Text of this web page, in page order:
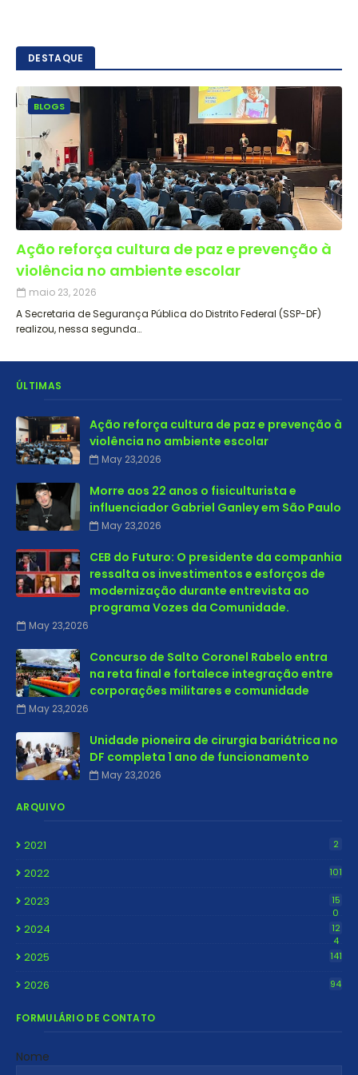
DESTAQUE
BLOGS
Ação reforça cultura de paz e prevenção à
violência no ambiente escolar
maio 23, 2026
A Secretaria de Segurança Pública do Distrito Federal (SSP-DF)
realizou, nessa segunda…
ÚLTIMAS
Ação reforça cultura de paz e prevenção à
violência no ambiente escolar
May 23,2026
Morre aos 22 anos o fisiculturista e
influenciador Gabriel Ganley em São Paulo
May 23,2026
CEB do Futuro: O presidente da companhia
ressalta os investimentos e esforços de
modernização durante entrevista ao
programa Vozes da Comunidade.
May 23,2026
Concurso de Salto Coronel Rabelo entra
na reta final e fortalece integração entre
corporações militares e comunidade
May 23,2026
Unidade pioneira de cirurgia bariátrica no
DF completa 1 ano de funcionamento
May 23,2026
ARQUIVO
2021 2
2022 101
2023
15
0
2024
12
4
2025 141
2026 94
FORMULÁRIO DE CONTATO
Nome